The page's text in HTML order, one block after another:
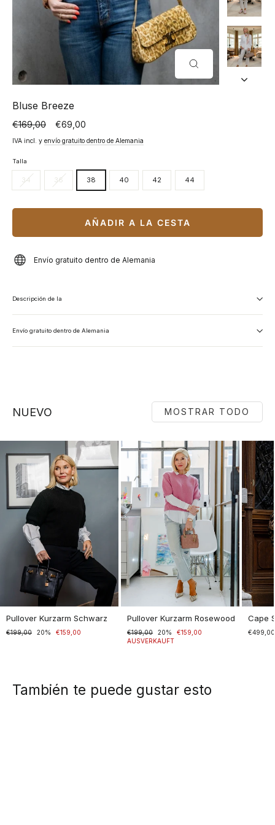
CERRAR
(ESC)
Bluse Breeze
Precio
normal
€169,00
Precio
especial
€69,00
IVA incl. y envío gratuito dentro de Alemania
Talla
34 36 38 40 42 44
AÑADIR A LA CESTA
Envío gratuito dentro de Alemania
Descripción de la
Envío gratuito dentro de Alemania
NUEVO MOSTRAR TODO
Pullover Kurzarm Schwarz
Normaler
€199,00
Sonderpreis20% €159,00
Pullover Kurzarm Rosewood
Normaler
Preis
€199,00
Sonderpreis20%
€159,00
AUSVERKAUFT
Cape
€499,00
También te puede gustar esto